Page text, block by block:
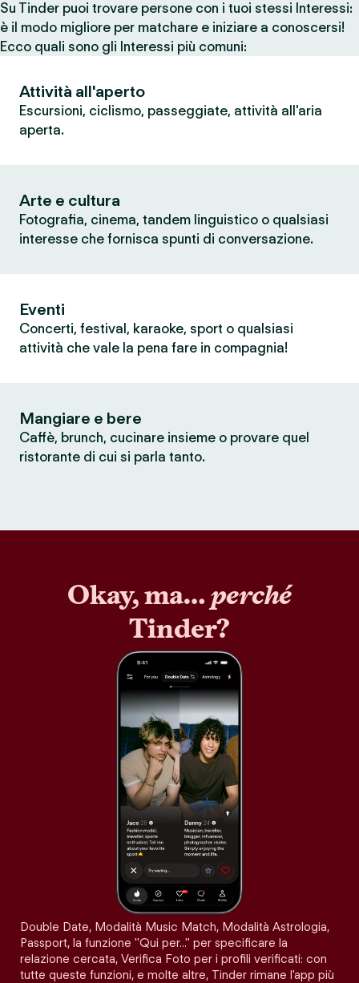
Su Tinder puoi trovare persone con i tuoi stessi Interessi:
è il modo migliore per matchare e iniziare a conoscersi!
Ecco quali sono gli Interessi più comuni:
Attività all'aperto
Escursioni, ciclismo, passeggiate, attività all'aria
aperta.
Arte e cultura
Fotografia, cinema, tandem linguistico o qualsiasi
interesse che fornisca spunti di conversazione.
Eventi
Concerti, festival, karaoke, sport o qualsiasi
attività che vale la pena fare in compagnia!
Mangiare e bere
Caffè, brunch, cucinare insieme o provare quel
ristorante di cui si parla tanto.
Okay, ma…perché
Tinder?
Double Date, Modalità Music Match, Modalità Astrologia,
Passport, la funzione "Qui per…" per specificare la
relazione cercata, Verifica Foto per i profili verificati: con
tutte queste funzioni, e molte altre, Tinder rimane l'app più